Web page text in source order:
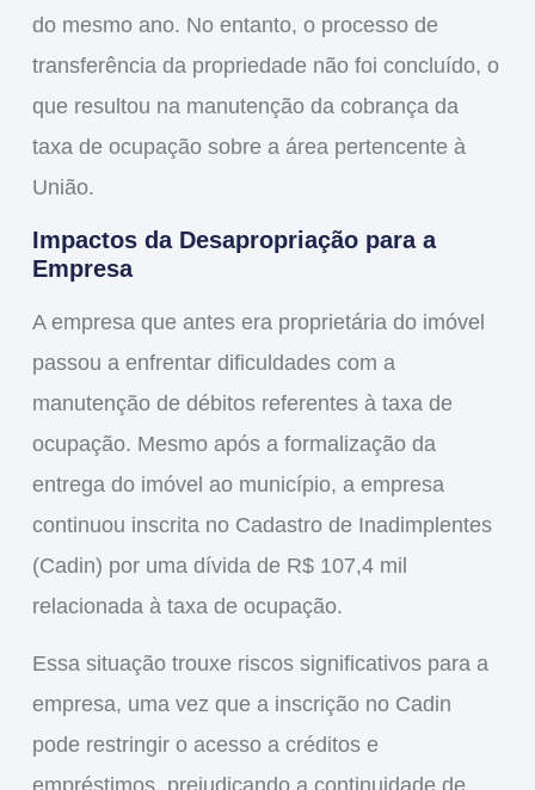
do mesmo ano. No entanto, o processo de
transferência da propriedade não foi concluído, o
que resultou na manutenção da cobrança da
taxa de ocupação sobre a área pertencente à
União.
Impactos da Desapropriação para a
Empresa
A empresa que antes era proprietária do imóvel
passou a enfrentar dificuldades com a
manutenção de débitos referentes à taxa de
ocupação. Mesmo após a formalização da
entrega do imóvel ao município, a empresa
continuou inscrita no Cadastro de Inadimplentes
(Cadin) por uma dívida de R$ 107,4 mil
relacionada à taxa de ocupação.
Essa situação trouxe riscos significativos para a
empresa, uma vez que a inscrição no Cadin
pode restringir o acesso a créditos e
empréstimos, prejudicando a continuidade de